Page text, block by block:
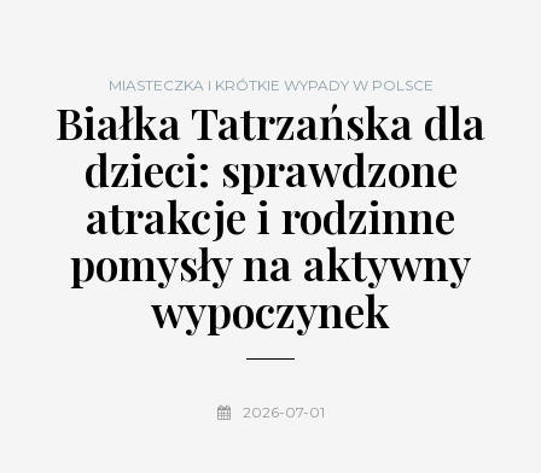
MIASTECZKA I KRÓTKIE WYPADY W POLSCE
Białka Tatrzańska dla
dzieci: sprawdzone
atrakcje i rodzinne
pomysły na aktywny
wypoczynek
2026-07-01